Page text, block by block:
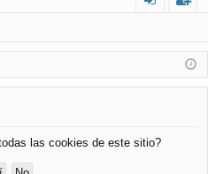
nt
ifi
rs
ist
ra
las cookies de este sitio?